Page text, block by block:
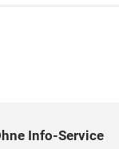
Info-Service